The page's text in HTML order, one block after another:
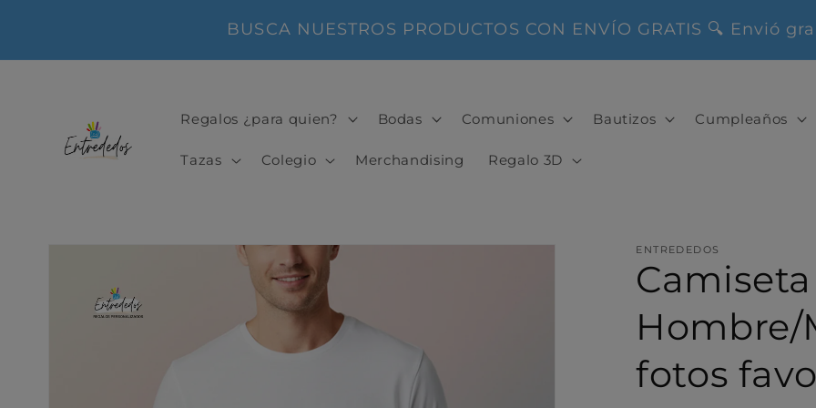
BUSCA NUESTROS PRODUCTOS CON ENVÍO GRATIS 🔍 Envió
Regalos ¿para quien? Bodas Comuniones Bautizos Cumpleaños
Tazas Colegio Merchandising Regalo 3D
directamente
información
del producto
ENTREDEDOS
Hombre/
fotos